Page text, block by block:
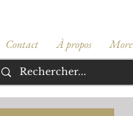
Contact À propos More